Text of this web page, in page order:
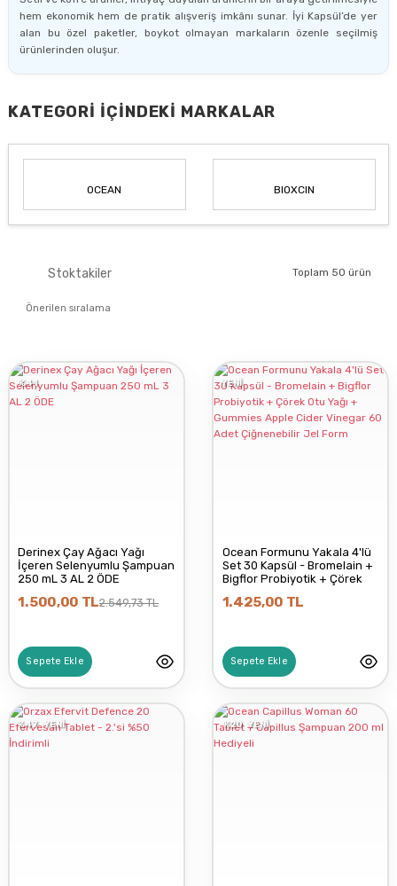
hem ekonomik hem de pratik alışveriş imkânı sunar. İyi Kapsül’de yer
alan bu özel paketler, boykot olmayan markaların özenle seçilmiş
ürünlerinden oluşur.
KATEGORI İÇINDEKI MARKALAR
OCEAN BIOXCIN
Stoktakiler Toplam 50 ürün
%41
Derinex Çay Ağacı Yağı
İçeren Selenyumlu Şampuan
250 mL 3 AL 2 ÖDE
1.500,00 TL2.549,73 TL
Sepete Ekle
YENİ
Ocean Formunu Yakala 4'lü
Set 30 Kapsül - Bromelain +
Bigflor Probiyotik + Çörek
Cider Vinegar 60 Adet
1.425,00 TL
Sepete Ekle
%47 YENİ %20 YENİ
Medikal-Sağlık Ürünleri Kalsiyum
Krom
Magnezyumlar
Kompleks Mineraller
Biotin
Propolis İçeren Ürünler Diğer Bebek Ürünleri